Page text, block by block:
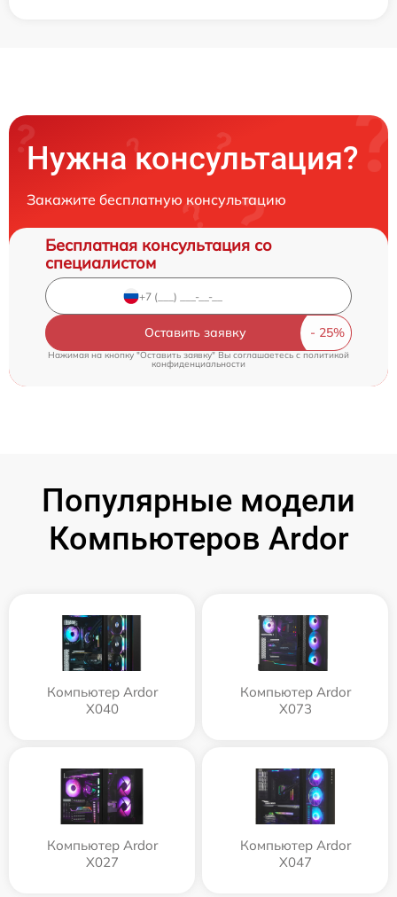
Нужна консультация?
Закажите бесплатную консультацию
Бесплатная консультация со
специалистом
Оставить заявку
Нажимая на кнопку "Оставить заявку" Вы соглашаетесь cполитикой
конфиденциальности
Популярные модели
Компьютеров Ardor
Компьютер Ardor
X040
Компьютер Ardor
X073
Компьютер Ardor
X027
Компьютер Ardor
X047